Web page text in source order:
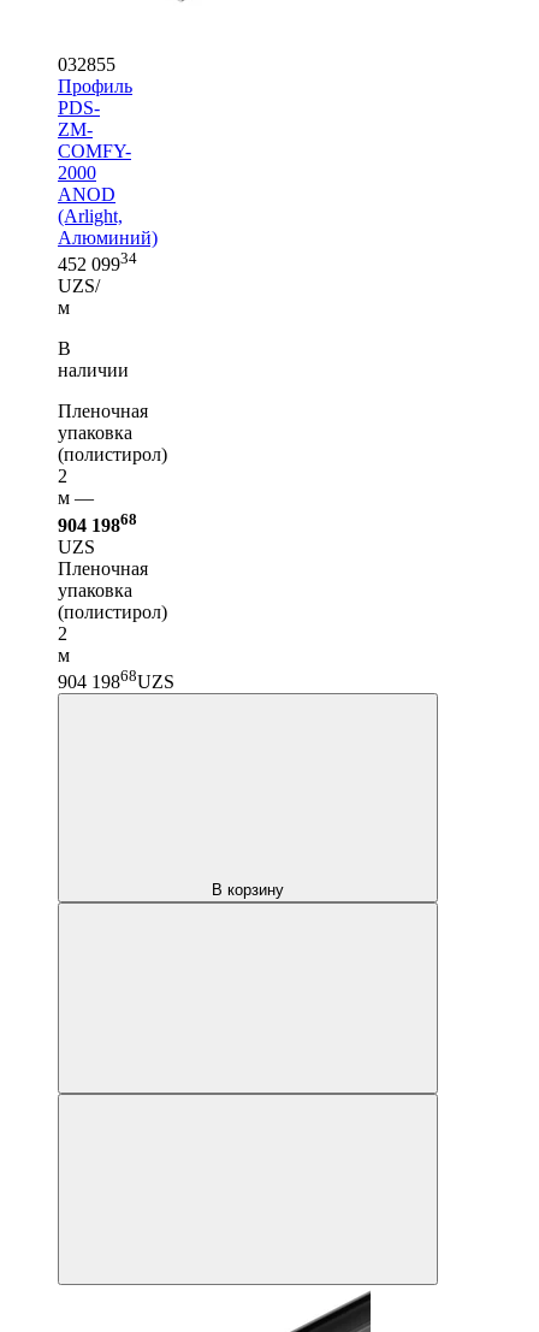
032855
Профиль
PDS-
ZM-
COMFY-
2000
ANOD
(Arlight,
Алюминий)
452 09934
UZS/
м
В
наличии
Пленочная
упаковка
(полистирол)
2
м —
904 19868
UZS
Пленочная
упаковка
(полистирол)
2
м
904 19868UZS
В корзину